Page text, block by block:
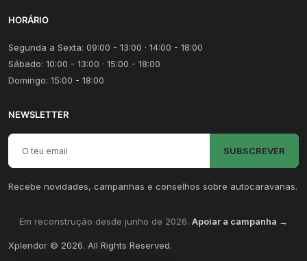
HORÁRIO
Segunda a Sexta: 09:00 - 13:00 · 14:00 - 18:00
Sábado: 10:00 - 13:00 · 15:00 - 18:00
Domingo: 15:00 - 18:00
NEWSLETTER
Email para newsletter
SUBSCREVER
Recebe novidades, campanhas e conselhos sobre autocaravanas.
Em reconstrução desde junho de 2026. Apoiar a campanha →
Xplendor © 2026. All Rights Reserved.